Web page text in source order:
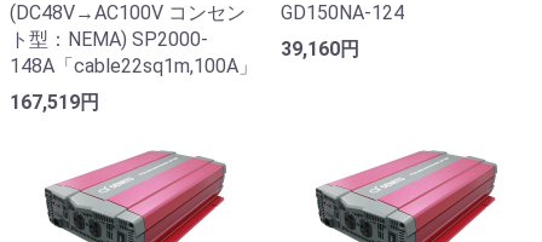
(DC48V→AC100V コンセン
ト型：NEMA) SP2000-
148A「cable22sq1m,100A」
167,519円
GD150NA-124
39,160円